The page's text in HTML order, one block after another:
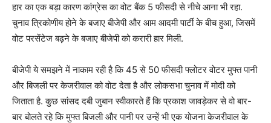
हार का एक बड़ा कारण कांग्रेस का वोट बैंक 5 फीसदी से नीचे आना भी रहा.
चुनाव त्रिकोणीय होने के बजाए बीजेपी और आम आदमी पार्टी के बीच हुआ, जिसमें
वोट परसेंटेज बढ़ने के बजाए बीजेपी को करारी हार मिली.
बीजेपी ये समझने में नाकाम रही है कि 45 से 50 फीसदी फ्लोटर वोटर मुफ्त पानी
और बिजली पर केजरीवाल को वोट देता है और लोकसभा चुनाव में मोदी को
जिताता है. कुछ सांसद दबी जुबान स्वीकारते हैं कि प्रकाश जावड़ेकर से वो बार-
बार बोलते रहे कि मुफ्त बिजली और पानी पर उन्हें भी एक योजना केजरीवाल के